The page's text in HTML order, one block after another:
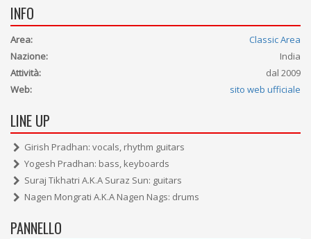
INFO
Area:
Classic Area
Nazione:
India
Attività:
dal 2009
Web:
sito web ufficiale
LINE UP
Girish Pradhan: vocals, rhythm guitars
Yogesh Pradhan: bass, keyboards
Suraj Tikhatri A.K.A Suraz Sun: guitars
Nagen Mongrati A.K.A Nagen Nags: drums
PANNELLO